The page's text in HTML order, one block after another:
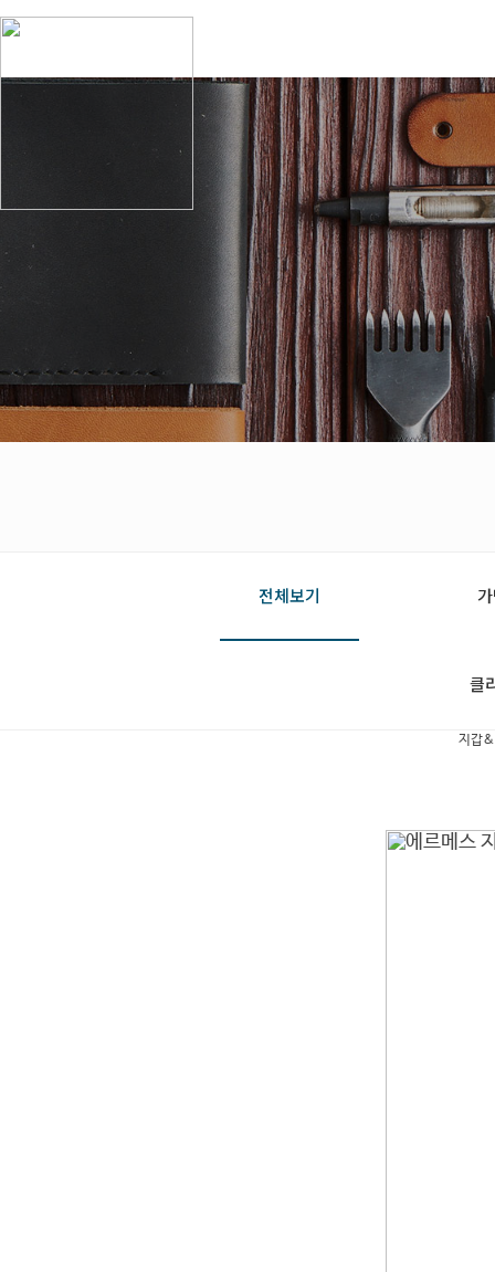
회사소개
공지사항
이용후기
이벤트
이용안내
수선절차안내
수선품목
자주묻는 질문
투엘세탁
협력
지정
주요
전체보기
클
지갑